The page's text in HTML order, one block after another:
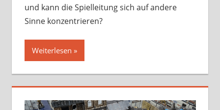
und kann die Spielleitung sich auf andere
Sinne konzentrieren?
Weiterlesen